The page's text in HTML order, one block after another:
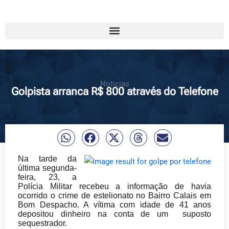
Notícias
Golpista arranca R$ 800 através do Telefone
Na tarde da
última segunda-
feira, 23, a
Polícia Militar recebeu a informação de havia
ocorrido o crime de estelionato no Bairro Calais em
Bom Despacho. A vítima com idade de 41 anos
depositou dinheiro na conta de um suposto
sequestrador.